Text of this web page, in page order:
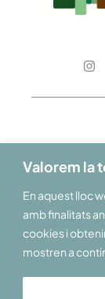
Valorem la
En aquest lloc
amb finalitats
cookies i
mostren a
Et donem